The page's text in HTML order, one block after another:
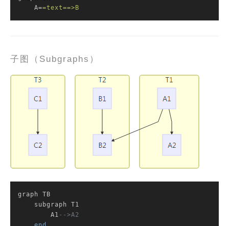
A==text==>B
子图（Subgraphs）
graph TB
        A1
-->A2